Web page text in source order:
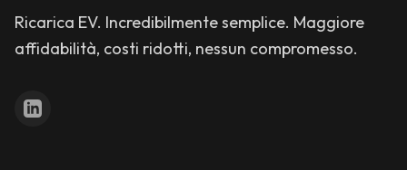
Ricarica EV. Incredibilmente semplice. Maggiore
affidabilità, costi ridotti, nessun compromesso.